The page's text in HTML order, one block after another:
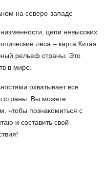
на северо-западе
цепи невысоких
леса – карта Китая
рельеф страны. Это
в мире.
охватывает все
страны. Вы можете
чтобы познакомиться с
и составить свой